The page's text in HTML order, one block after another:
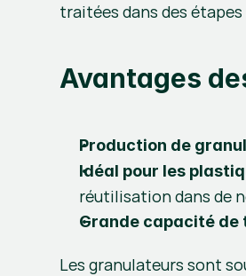
traitées dans des
Avantages
Production de
Idéal pour les
réutilisation dans de
Grande capacité de
Les granulateurs sont